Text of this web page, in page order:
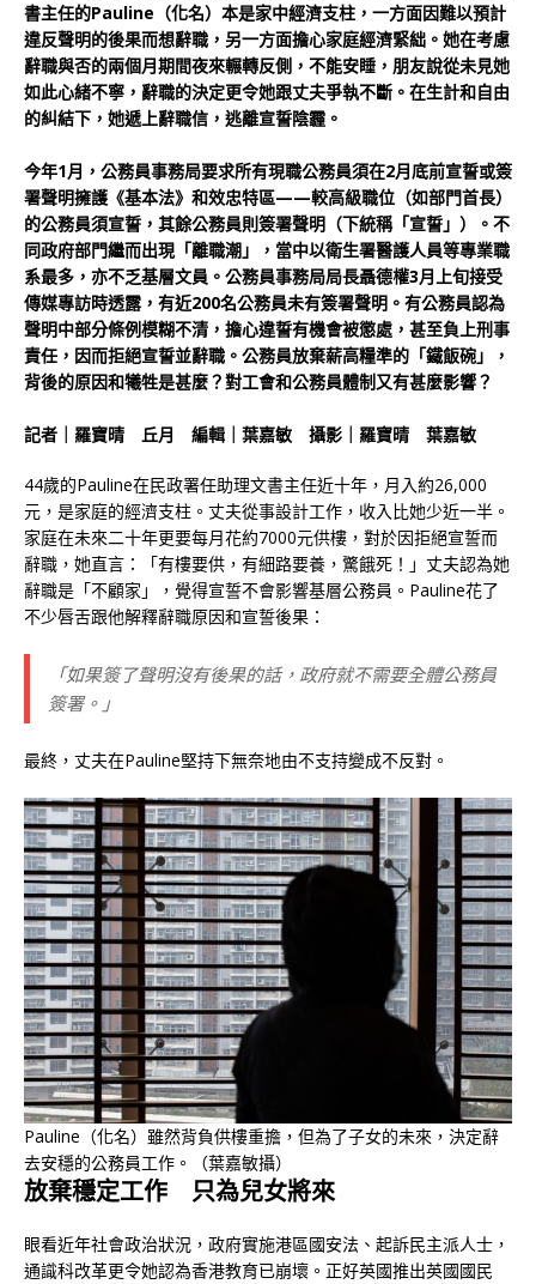
書主任的Pauline（化名）本是家中經濟支柱，一方面因難以預計
違反聲明的後果而想辭職，另一方面擔心家庭經濟緊絀。她在考慮
辭職與否的兩個月期間夜來輾轉反側，不能安睡，朋友說從未見她
如此心緒不寧，辭職的決定更令她跟丈夫爭執不斷。在生計和自由
的糾結下，她遞上辭職信，逃離宣誓陰霾。
今年1月，公務員事務局要求所有現職公務員須在2月底前宣誓或簽
署聲明擁護《基本法》和效忠特區——較高級職位（如部門首長）
的公務員須宣誓，其餘公務員則簽署聲明（下統稱「宣誓」）。不
同政府部門繼而出現「離職潮」，當中以衛生署醫護人員等專業職
系最多，亦不乏基層文員。公務員事務局局長聶德權3月上旬接受
傳媒專訪時透露，有近200名公務員未有簽署聲明。有公務員認為
聲明中部分條例模糊不清，擔心違誓有機會被懲處，甚至負上刑事
責任，因而拒絕宣誓並辭職。公務員放棄薪高糧準的「鐵飯碗」，
背後的原因和犧牲是甚麼？對工會和公務員體制又有甚麼影響？
記者｜羅寶晴 丘月 編輯｜葉嘉敏 攝影｜羅寶晴 葉嘉敏
44歲的Pauline在民政署任助理文書主任近十年，月入約26,000
元，是家庭的經濟支柱。丈夫從事設計工作，收入比她少近一半。
家庭在未來二十年更要每月花約7000元供樓，對於因拒絕宣誓而
辭職，她直言：「有樓要供，有細路要養，驚餓死！」丈夫認為她
辭職是「不顧家」，覺得宣誓不會影響基層公務員。Pauline花了
不少唇舌跟他解釋辭職原因和宣誓後果：
「如果簽了聲明沒有後果的話，政府就不需要全體公務員
簽署。」
最終，丈夫在Pauline堅持下無奈地由不支持變成不反對。
Pauline（化名）雖然背負供樓重擔，但為了子女的未來，決定辭
去安穩的公務員工作。（葉嘉敏攝）
放棄穩定工作 只為兒女將來
眼看近年社會政治狀況，政府實施港區國安法、起訴民主派人士，
通識科改革更令她認為香港教育已崩壞。正好英國推出英國國民